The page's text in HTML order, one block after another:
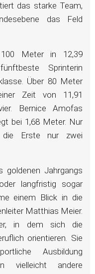
das starke Team,
das Feld
Meter in 12,39
Sprinterin
Über 80 Meter
Zeit von 11,91
Bernice Amofas
bei 1,68 Meter. Nur
die Erste nur zwei
Jahrgangs
langfristig sogar
einem Blick in die
Matthias Meier.
in dem sich die
orientieren. Sie
Ausbildung
vielleicht andere